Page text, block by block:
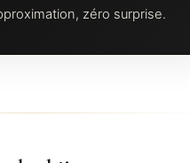
zéro surprise.